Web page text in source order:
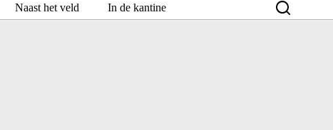
Naast het veld In de kantine